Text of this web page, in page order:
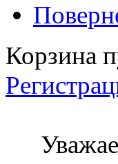
Корзина